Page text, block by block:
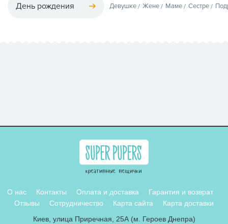
День рождения Девушке Жене Маме Сестре
О нас Контакты Оплата и доставка
Гарантия и возврат
Отзывы
Сотрудничество Карта сайта
Карта доставки
Киев, улица Приречная, 25А (м. Героев Днепра)